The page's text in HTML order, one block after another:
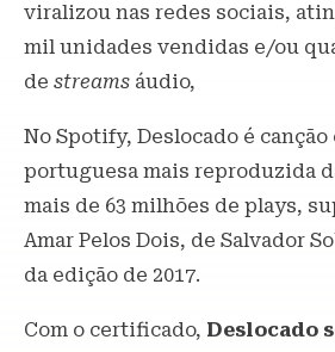
viralizou nas redes sociais,
mil unidades vendidas e/ou
de streams áudio,
No Spotify, Deslocado é
portuguesa mais reproduzida
mais de 63 milhões de plays,
Amar Pelos Dois, de Salvador
da edição de 2017.
Com o certificado, Deslocado